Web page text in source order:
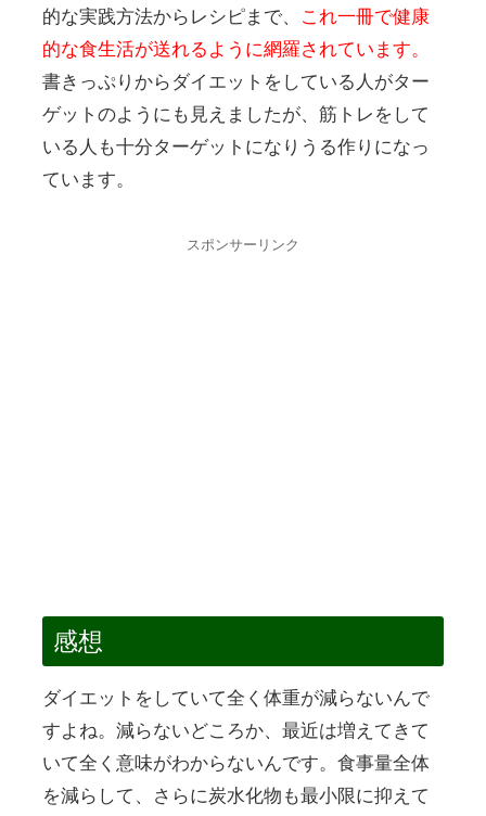
的な実践方法からレシピまで、
これ一冊で健康
的な食生活が送れるように網羅されています。
書きっぷりからダイエットをしている人がター
ゲットのようにも見えましたが、筋トレをして
いる人も十分ターゲットになりうる作りになっ
ています。
スポンサーリンク
感想
ダイエットをしていて全く体重が減らないんで
すよね。減らないどころか、最近は増えてきて
いて全く意味がわからないんです。食事量全体
を減らして、さらに炭水化物も最小限に抑えて